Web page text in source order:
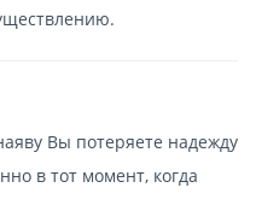
Вы потеряете надежду
в тот момент, когда